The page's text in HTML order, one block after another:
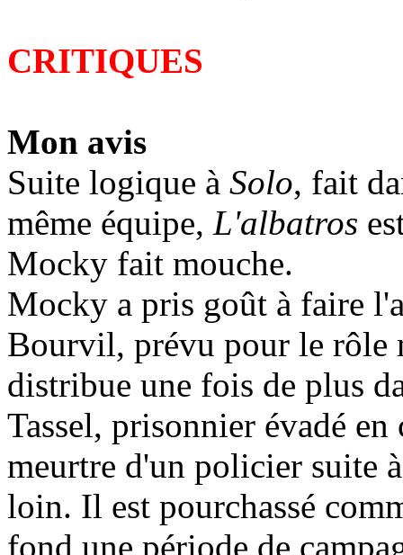
CRITIQUES
Mon avis
Suite logique à Solo, fait
même équipe, L'albatros
Mocky fait mouche.
Mocky a pris goût à faire
Bourvil, prévu pour le rôle
distribue une fois de plus
Tassel, prisonnier évadé
meurtre d'un policier suite
loin. Il est pourchassé
fond une période de